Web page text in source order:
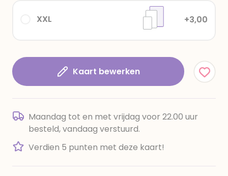
XXL +3,00
Kaart bewerken
Maandag tot en met vrijdag voor 22.00 uur
besteld, vandaag verstuurd.
Verdien 5 punten met deze kaart!